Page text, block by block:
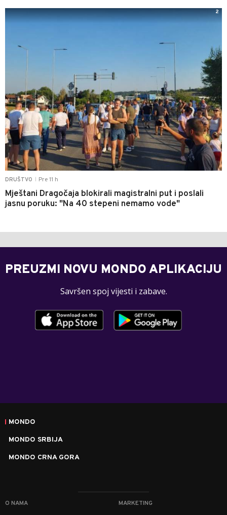
DRUŠTVO Pre 11 h
Mještani Dragočaja blokirali magistralni put i poslali
jasnu poruku: "Na 40 stepeni nemamo vode"
2
PREUZMI NOVU MONDO APLIKACIJU
Savršen spoj vijesti i zabave.
MONDO
MONDO SRBIJA
MONDO CRNA GORA
O NAMA MARKETING